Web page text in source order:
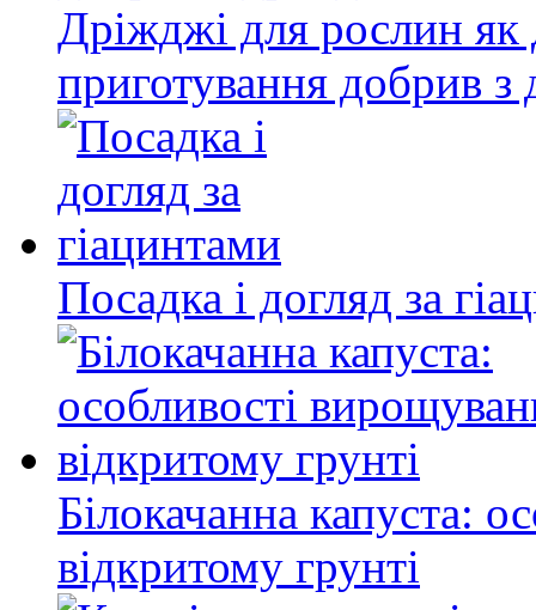
Дріжджі для рослин
приготування добрив з
Посадка і догляд за
Білокачанна капуста:
відкритому грунті